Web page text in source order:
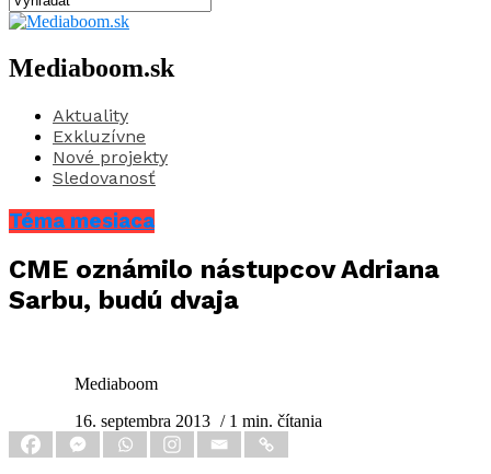
Mediaboom.sk
Aktuality
Exkluzívne
Nové projekty
Sledovanosť
Téma mesiaca
CME oznámilo nástupcov Adriana
Sarbu, budú dvaja
Mediaboom
16. septembra 2013 / 1 min. čítania